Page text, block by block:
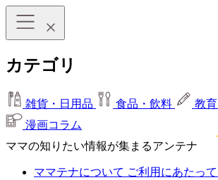
カテゴリ
雑貨・日用品 食品・飲料 教育
漫画コラム
ママの知りたい情報が集まるアンテナ
ママテナについて ご利用にあたって